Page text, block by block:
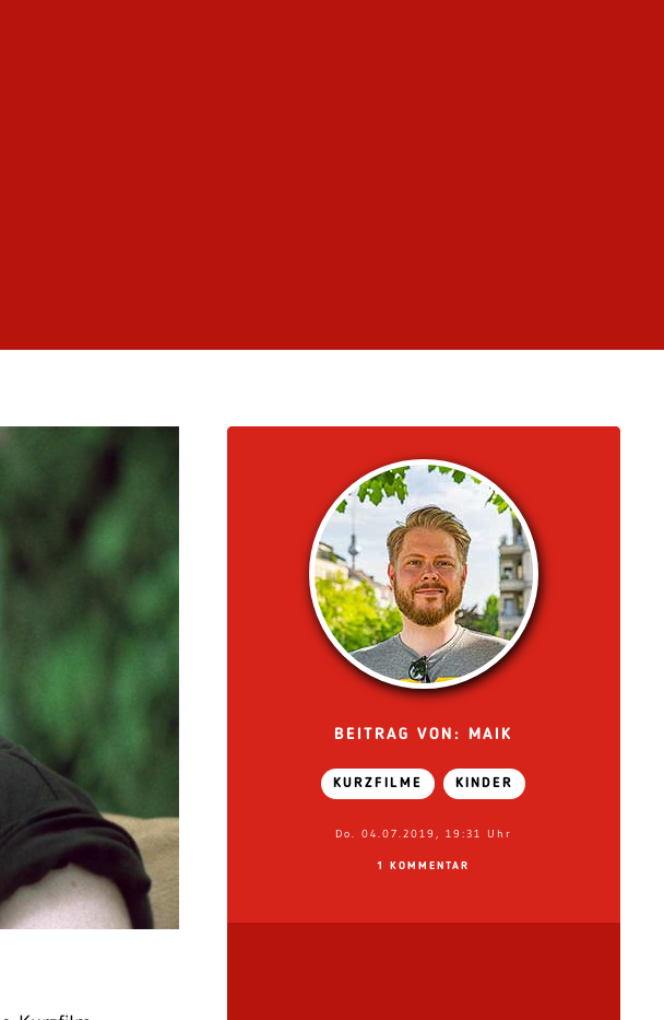
BEITRAG VON: MAIK
KURZFILME KINDER
Do. 04.07.2019, 19:31 Uhr
1 KOMMENTAR